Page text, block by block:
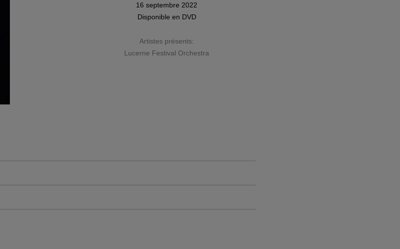
16 septembre 2022
Disponible en DVD
Artistes présents:
Lucerne Festival Orchestra